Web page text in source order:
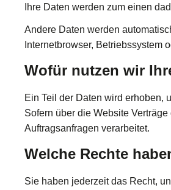
Ihre Daten werden zum einen
Andere Daten werden
Internetbrowser, Betriebssystem
Wofür nutzen wir
Ein Teil der Daten wird erhoben,
Sofern über die Website
Auftragsanfragen verarbeitet.
Welche Rechte
Sie haben jederzeit das Recht,